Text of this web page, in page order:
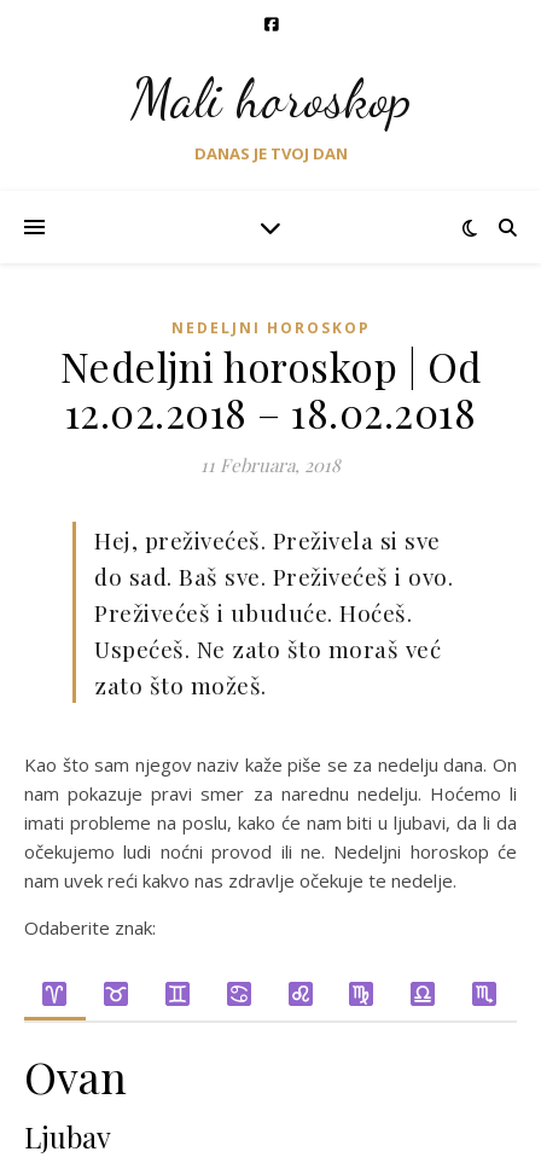
Mali horoskop
DANAS JE TVOJ DAN
NEDELJNI HOROSKOP
Nedeljni horoskop | Od
12.02.2018 – 18.02.2018
11 Februara, 2018
Hej, preživećeš. Preživela si sve
do sad. Baš sve. Preživećeš i ovo.
Preživećeš i ubuduće. Hoćeš.
Uspećeš. Ne zato što moraš već
zato što možeš.
Kao što sam njegov naziv kaže piše se za nedelju dana. On
nam pokazuje pravi smer za narednu nedelju. Hoćemo li
imati probleme na poslu, kako će nam biti u ljubavi, da li da
očekujemo ludi noćni provod ili ne. Nedeljni horoskop će
nam uvek reći kakvo nas zdravlje očekuje te nedelje.
Odaberite znak:
Ovan
Ljubav